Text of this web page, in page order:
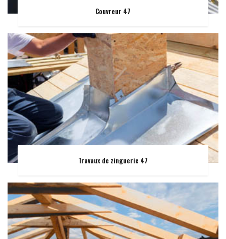
Couvreur 47
Travaux de zinguerie 47